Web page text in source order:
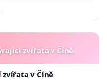
zvířata v Číně
v Číně